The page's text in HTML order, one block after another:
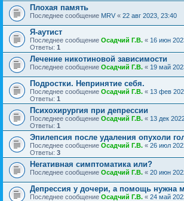
Плохая память
Последнее сообщение MRV « 22 авг 2023, 23:40
Я-аутист
Последнее сообщение Осадчий Г.В. « 16 июн
Ответы: 1
Лечение никотиновой зависимости
Последнее сообщение Осадчий Г.В. « 19 май
Подростки. Непринятие себя.
Последнее сообщение Осадчий Г.В. « 13 фев
Ответы: 1
Психохирургия при депрессии
Последнее сообщение Осадчий Г.В. « 13 дек
Ответы: 1
Эпилепсия после удаления опухоли
Последнее сообщение Осадчий Г.В. « 26 июл
Ответы: 3
Негативная симптоматика или?
Последнее сообщение Осадчий Г.В. « 20 июн
Депрессия у дочери, а помощь нужна
Последнее сообщение Осадчий Г.В. « 24 май